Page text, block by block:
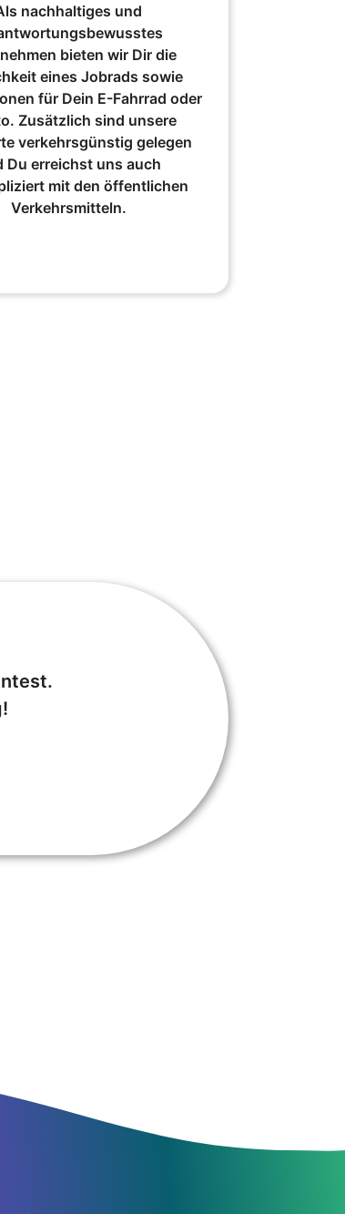
nachhaltiges und
bieten wir Dir die
eines Jobrads sowie
für Dein E-Fahrrad oder
Zusätzlich sind unsere
verkehrsgünstig gelegen
Du erreichst uns auch
mit den öffentlichen
Verkehrsmitteln.